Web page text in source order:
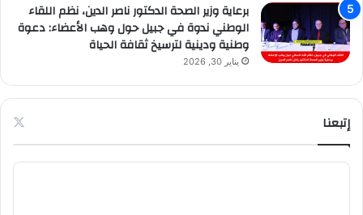
برعاية وزير الصحة الدكتور ناصر الدين، نظم اللقاء
الوطني ندوة في جبيل حول وهب الأعضاء: دعوة
وطنية ودينية لترسيخ ثقافة الحياة
يناير 30, 2026
إتبعنا